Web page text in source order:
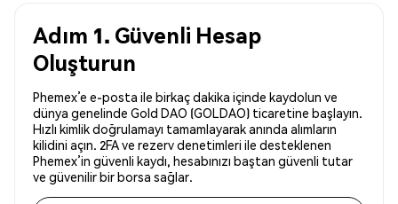
Adım 1. Güvenli Hesap
Oluşturun
Phemex’e e-posta ile birkaç dakika içinde kaydolun ve
dünya genelinde Gold DAO (GOLDAO) ticaretine başlayın.
Hızlı kimlik doğrulamayı tamamlayarak anında alımların
kilidini açın. 2FA ve rezerv denetimleri ile desteklenen
Phemex’in güvenli kaydı, hesabınızı baştan güvenli tutar
ve güvenilir bir borsa sağlar.